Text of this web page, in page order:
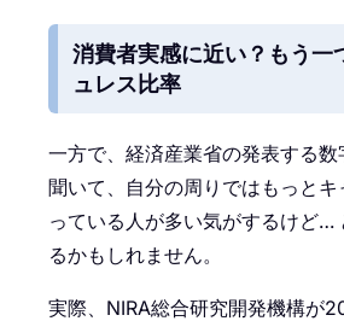
消費者実感に近い？もう一
ュレス比率
一方で、経済産業省の発表する
聞いて、自分の周りではもっと
っている人が多い気がするけど…
るかもしれません。
実際、NIRA総合研究開発機構が